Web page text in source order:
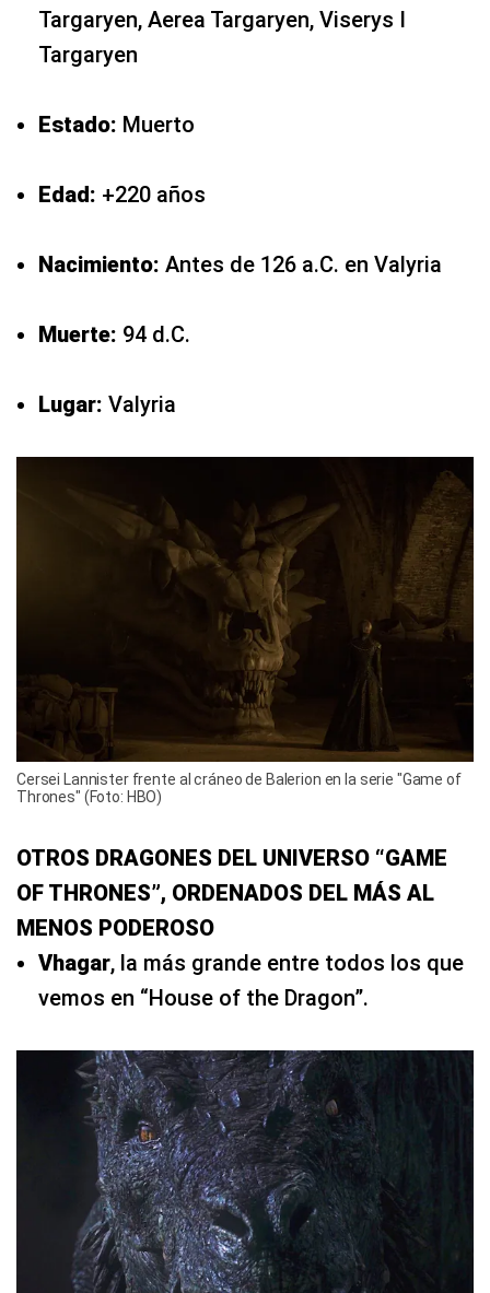
Targaryen, Aerea Targaryen, Viserys I
Targaryen
Estado: Muerto
Edad: +220 años
Nacimiento: Antes de 126 a.C. en Valyria
Muerte: 94 d.C.
Lugar: Valyria
Cersei Lannister frente al cráneo de Balerion en la serie "Game of
Thrones" (Foto: HBO)
OTROS DRAGONES DEL UNIVERSO “GAME
OF THRONES”, ORDENADOS DEL MÁS AL
MENOS PODEROSO
Vhagar, la más grande entre todos los que
vemos en “House of the Dragon”.